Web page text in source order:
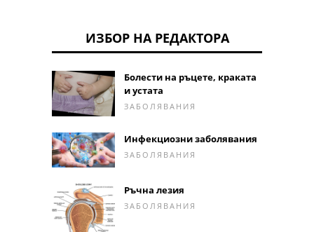
ИЗБОР НА РЕДАКТОРА
Болести на ръцете, краката
и устата
ЗАБОЛЯВАНИЯ
Инфекциозни заболявания
ЗАБОЛЯВАНИЯ
Ръчна лезия
ЗАБОЛЯВАНИЯ